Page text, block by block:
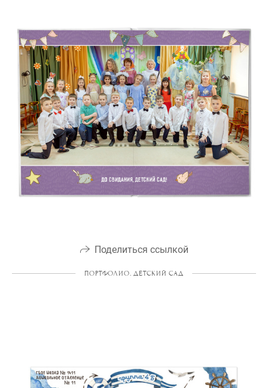
Поделиться ссылкой
ПОРТФОЛИО. ДЕТСКИЙ САД